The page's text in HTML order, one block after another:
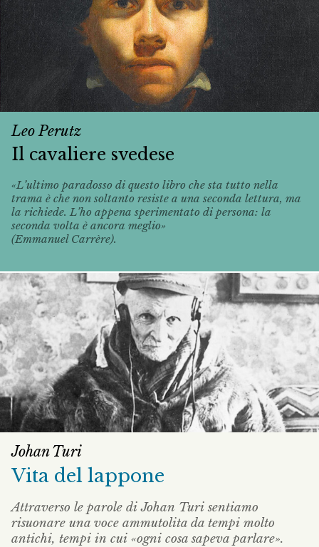
Leo Perutz
Il cavaliere svedese
«L’ultimo paradosso di questo libro che sta tutto nella
trama è che non soltanto resiste a una seconda lettura, ma
la richiede. L’ho appena sperimentato di persona: la
seconda volta è ancora meglio»
(Emmanuel Carrère).
Johan Turi
Vita del lappone
Attraverso le parole di Johan Turi sentiamo
risuonare una voce ammutolita da tempi molto
antichi, tempi in cui «ogni cosa sapeva parlare».